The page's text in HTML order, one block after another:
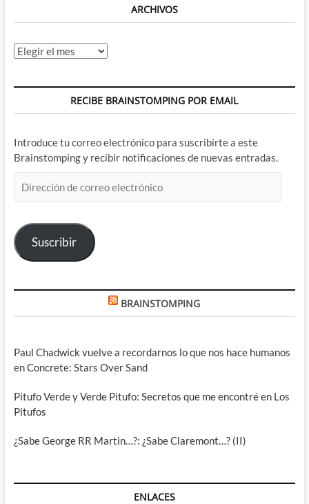
ARCHIVOS
Archivos
RECIBE BRAINSTOMPING POR EMAIL
Introduce tu correo electrónico para suscribirte a este
Brainstomping y recibir notificaciones de nuevas entradas.
de
electrónico
Suscribir
BRAINSTOMPING
Paul Chadwick vuelve a recordarnos lo que nos hace humanos
en Concrete: Stars Over Sand
Pitufo Verde y Verde Pitufo: Secretos que me encontré en Los
Pitufos
¿Sabe George RR Martin…?: ¿Sabe Claremont…? (II)
ENLACES